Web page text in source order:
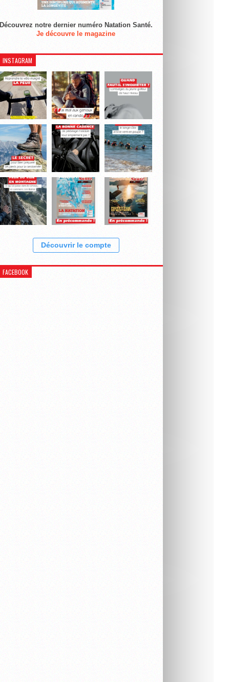
Découvrez notre dernier numéro Natation Santé.
Je découvre le magazine
INSTAGRAM
Découvrir le compte
FACEBOOK